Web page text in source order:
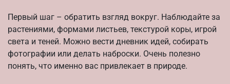
Первый шаг – обратить взгляд вокруг. Наблюдайте за
растениями, формами листьев, текстурой коры, игрой
света и теней. Можно вести дневник идей, собирать
фотографии или делать наброски. Очень полезно
понять, что именно вас привлекает в природе.